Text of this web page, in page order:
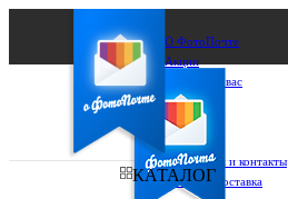
О ФотоПочте
Акции
Сделаем за вас
Бизнесу
FAQ
Франшиза
Поддержка и контакты
Оплата и доставка
КАТАЛОГ